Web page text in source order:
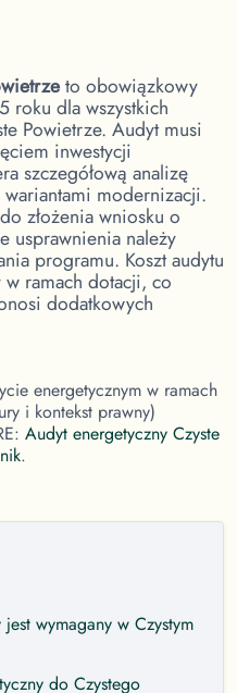
to obowiązkowy
roku dla wszystkich
Powietrze. Audyt musi
inwestycji
szczegółową analizę
modernizacji.
złożenia wniosku o
usprawnienia należy
programu. Koszt audytu
ramach dotacji, co
dodatkowych
energetycznym w ramach
i kontekst prawny)
Audyt energetyczny Czyste
.
wymagany w Czystym
do Czystego